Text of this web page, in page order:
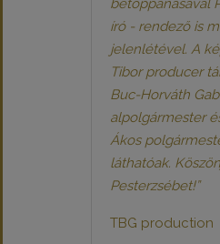
betoppanásával
író - rendező is
jelenlétével. A
Tibor producer
Buc-Horváth
alpolgármester
Ákos
láthatóak.
Pesterzsébet!”
TBG production